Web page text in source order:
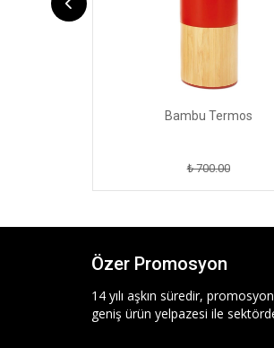
Bambu Termos
₺ 700.00
Özer Promosyon
14 yılı aşkın süredir,
geniş ürün yelpazesi ile